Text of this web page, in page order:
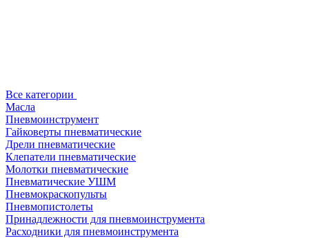
Все категории
Масла
Пневмоинструмент
Гайковерты пневматические
Дрели пневматические
Клепатели пневматические
Молотки пневматические
Пневматические УШМ
Пневмокраскопульты
Пневмопистолеты
Принадлежности для пневмоинструмента
Расходники для пневмоинструмента